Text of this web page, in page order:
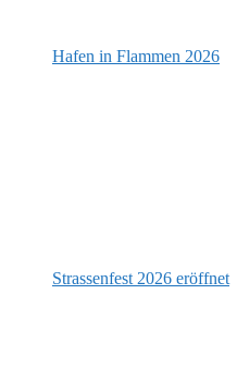
Hafen in Flammen 2026
Strassenfest 2026 eröffnet